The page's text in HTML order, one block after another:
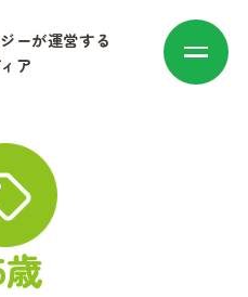
ーが運営する
ア
探す